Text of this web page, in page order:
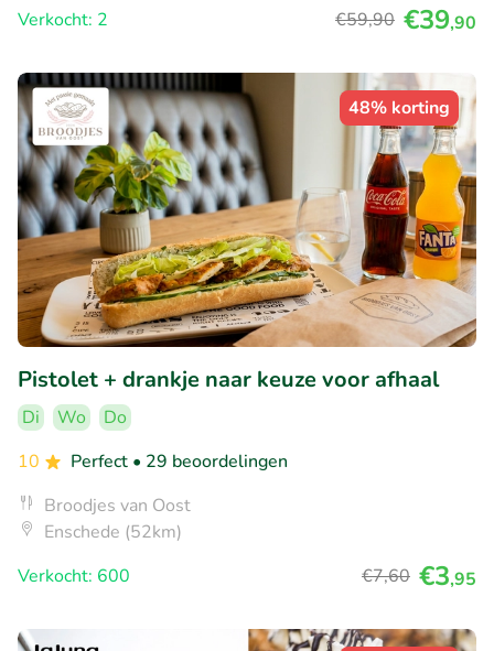
Verkocht: 2
€59,90 €39,90
48% korting
Pistolet + drankje naar keuze voor afhaal
Di Wo
Do
10
Perfect • 29 beoordelingen
Broodjes van Oost
Enschede (52km)
Verkocht: 600
€7,60 €3,95